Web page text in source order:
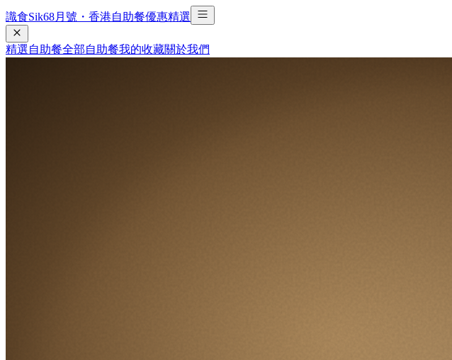
識食Sik68月號・香港自助餐優惠精選
精選自助餐全部自助餐我的收藏關於我們